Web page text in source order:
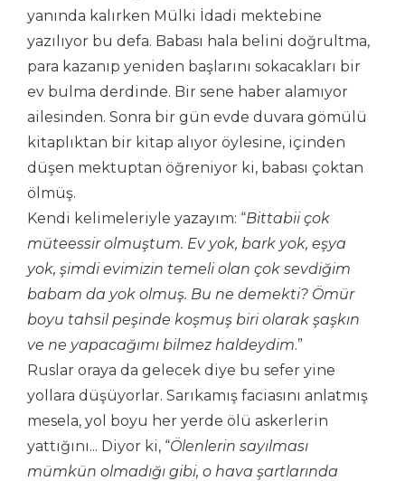
yanında kalırken Mülki İdadi mektebine
yazılıyor bu defa. Babası hala belini doğrultma,
para kazanıp yeniden başlarını sokacakları bir
ev bulma derdinde. Bir sene haber alamıyor
ailesinden. Sonra bir gün evde duvara gömülü
kitaplıktan bir kitap alıyor öylesine, içinden
düşen mektuptan öğreniyor ki, babası çoktan
ölmüş.
Kendi kelimeleriyle yazayım: “Bittabii çok
müteessir olmuştum. Ev yok, bark yok, eşya
yok, şimdi evimizin temeli olan çok sevdiğim
babam da yok olmuş. Bu ne demekti? Ömür
boyu tahsil peşinde koşmuş biri olarak şaşkın
ve ne yapacağımı bilmez haldeydim.”
Ruslar oraya da gelecek diye bu sefer yine
yollara düşüyorlar. Sarıkamış faciasını anlatmış
mesela, yol boyu her yerde ölü askerlerin
yattığını... Diyor ki, “Ölenlerin sayılması
mümkün olmadığı gibi, o hava şartlarında